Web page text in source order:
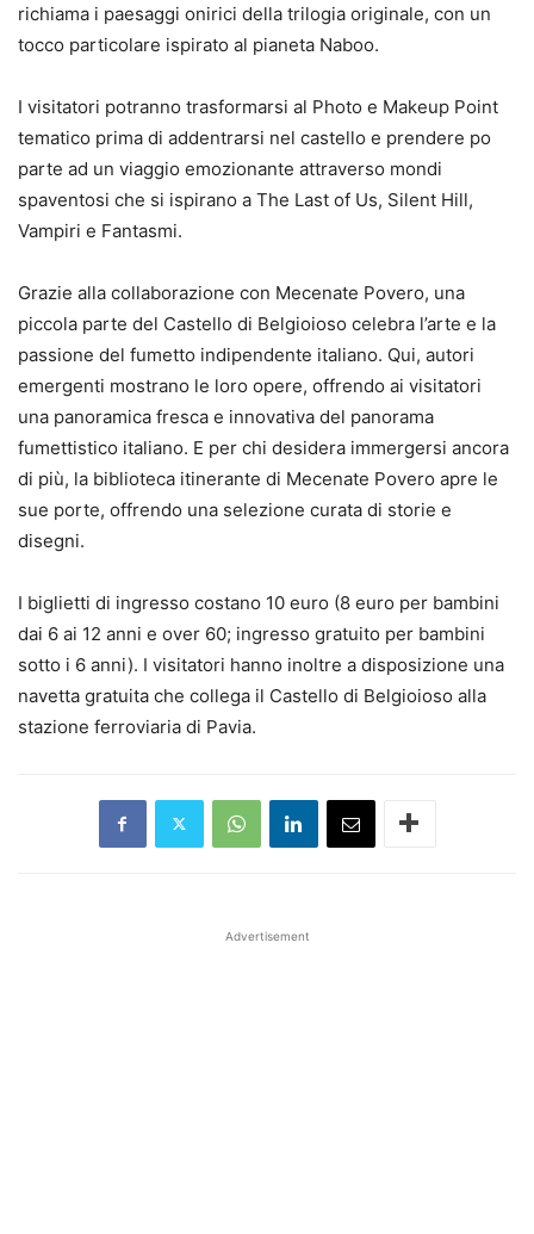
richiama i paesaggi onirici della trilogia originale, con un
tocco particolare ispirato al pianeta Naboo.
I visitatori potranno trasformarsi al Photo e Makeup Point
tematico prima di addentrarsi nel castello e prendere po
parte ad un viaggio emozionante attraverso mondi
spaventosi che si ispirano a The Last of Us, Silent Hill,
Vampiri e Fantasmi.
Grazie alla collaborazione con Mecenate Povero, una
piccola parte del Castello di Belgioioso celebra l’arte e la
passione del fumetto indipendente italiano. Qui, autori
emergenti mostrano le loro opere, offrendo ai visitatori
una panoramica fresca e innovativa del panorama
fumettistico italiano. E per chi desidera immergersi ancora
di più, la biblioteca itinerante di Mecenate Povero apre le
sue porte, offrendo una selezione curata di storie e
disegni.
I biglietti di ingresso costano 10 euro (8 euro per bambini
dai 6 ai 12 anni e over 60; ingresso gratuito per bambini
sotto i 6 anni). I visitatori hanno inoltre a disposizione una
navetta gratuita che collega il Castello di Belgioioso alla
stazione ferroviaria di Pavia.
Advertisement